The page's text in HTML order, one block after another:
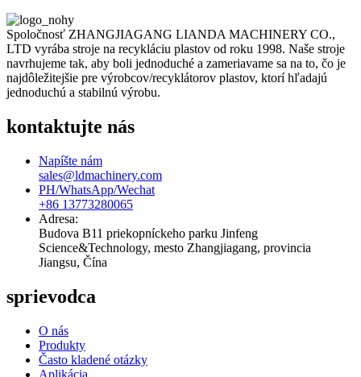
Spoločnosť ZHANGJIAGANG LIANDA MACHINERY CO.,
LTD vyrába stroje na recykláciu plastov od roku 1998. Naše stroje
navrhujeme tak, aby boli jednoduché a zameriavame sa na to, čo je
najdôležitejšie pre výrobcov/recyklátorov plastov, ktorí hľadajú
jednoduchú a stabilnú výrobu.
kontaktujte nás
Napíšte nám
sales@ldmachinery.com
PH/WhatsApp/Wechat
+86 13773280065
Adresa:
Budova B11 priekopníckeho parku Jinfeng
Science&Technology, mesto Zhangjiagang, provincia
Jiangsu, Čína
sprievodca
O nás
Produkty
Často kladené otázky
Aplikácia